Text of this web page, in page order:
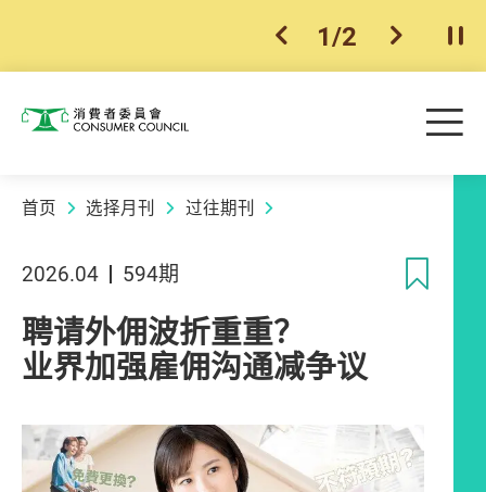
上一个
1/2 下一个开
消费者委员会 目
首页 选择月刊 过往期刊
2026.04 594期
聘请外佣波折重重？
业界加强雇佣沟通减争议